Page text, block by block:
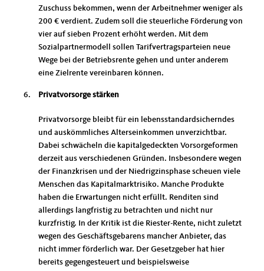
Zuschuss bekommen, wenn der Arbeitnehmer weniger als
200 € verdient. Zudem soll die steuerliche Förderung von
vier auf sieben Prozent erhöht werden. Mit dem
Sozialpartnermodell sollen Tarifvertragsparteien neue
Wege bei der Betriebsrente gehen und unter anderem
eine Zielrente vereinbaren können.
Privatvorsorge stärken
Privatvorsorge bleibt für ein lebensstandardsicherndes
und auskömmliches Alterseinkommen unverzichtbar.
Dabei schwächeln die kapitalgedeckten Vorsorgeformen
derzeit aus verschiedenen Gründen. Insbesondere wegen
der Finanzkrisen und der Niedrigzinsphase scheuen viele
Menschen das Kapitalmarktrisiko. Manche Produkte
haben die Erwartungen nicht erfüllt. Renditen sind
allerdings langfristig zu betrachten und nicht nur
kurzfristig. In der Kritik ist die Riester-Rente, nicht zuletzt
wegen des Geschäftsgebarens mancher Anbieter, das
nicht immer förderlich war. Der Gesetzgeber hat hier
bereits gegengesteuert und beispielsweise